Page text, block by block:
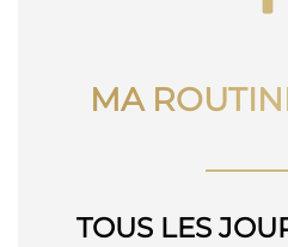
MA
TOUS LES